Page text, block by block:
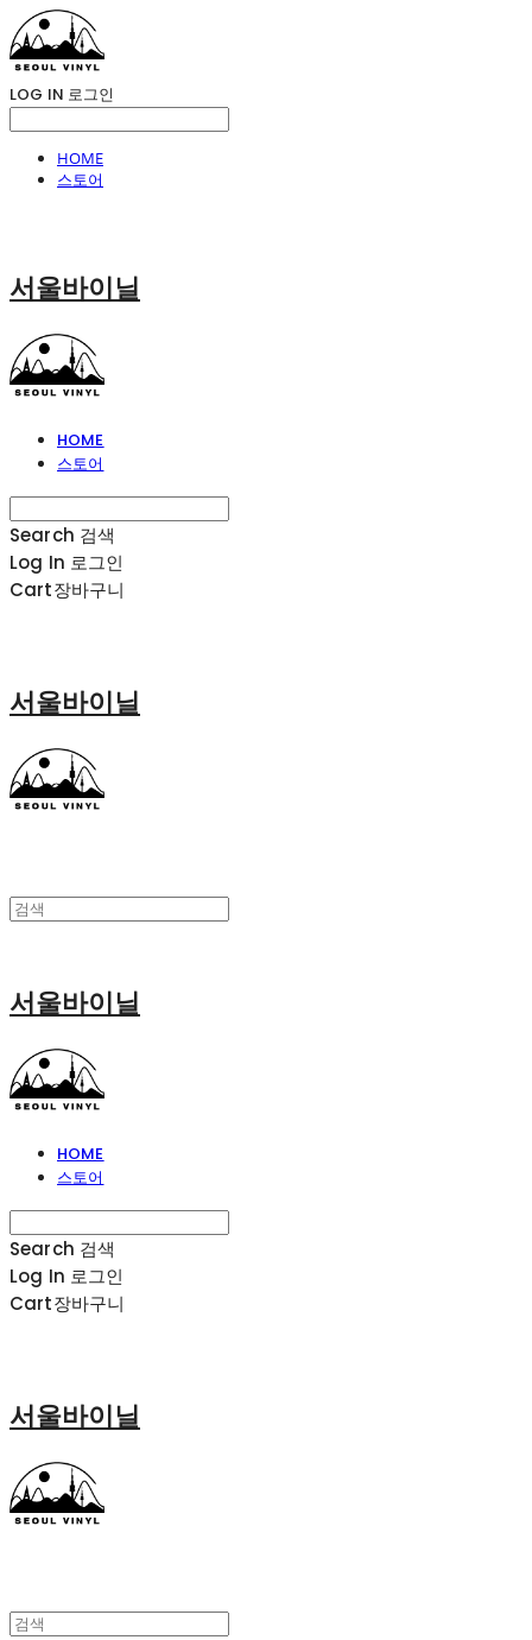
LOG IN 로그인
HOME
스토어
서울바이닐
HOME
스토어
Search 검색
Log In 로그인
Cart장바구니
서울바이닐
서울바이닐
HOME
스토어
Search 검색
Log In 로그인
Cart장바구니
서울바이닐